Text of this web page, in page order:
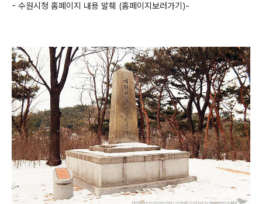
- 수원시청 홈페이지 내용 발췌 (홈페이지보러가기)-